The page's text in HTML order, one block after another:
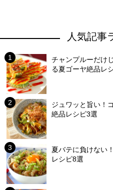
人気記事
チャンプルーだけ
る夏ゴーヤ絶品レ
ジュワッと旨い！
絶品レシピ3選
夏バテに負けない
レシピ8選